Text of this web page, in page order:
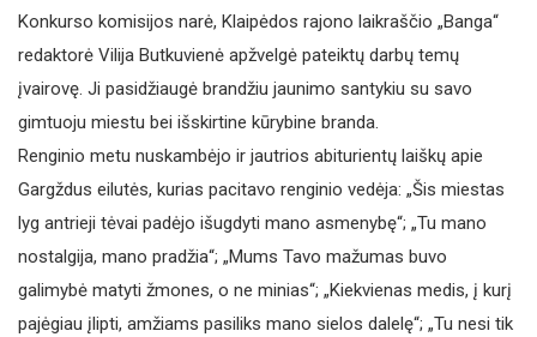
Konkurso komisijos narė, Klaipėdos rajono laikraščio „Banga“
redaktorė Vilija Butkuvienė apžvelgė pateiktų darbų temų
įvairovę. Ji pasidžiaugė brandžiu jaunimo santykiu su savo
gimtuoju miestu bei išskirtine kūrybine branda.
Renginio metu nuskambėjo ir jautrios abiturientų laiškų apie
Gargždus eilutės, kurias pacitavo renginio vedėja: „Šis miestas
lyg antrieji tėvai padėjo išugdyti mano asmenybę“; „Tu mano
nostalgija, mano pradžia“; „Mums Tavo mažumas buvo
galimybė matyti žmones, o ne minias“; „Kiekvienas medis, į kurį
pajėgiau įlipti, amžiams pasiliks mano sielos dalelę“; „Tu nesi tik